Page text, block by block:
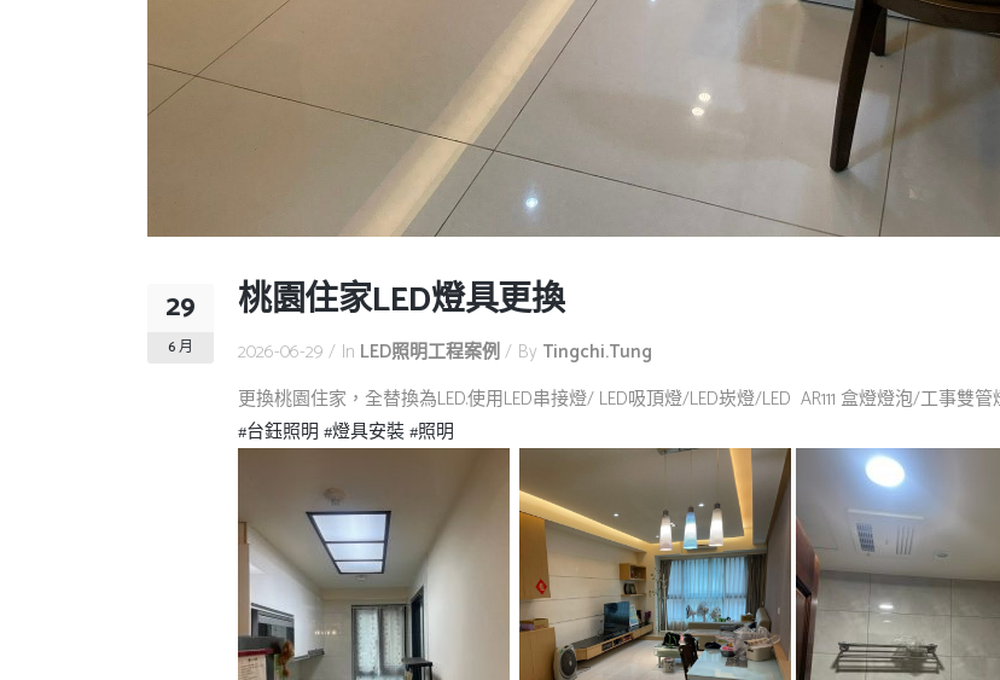
29
6 月
桃園住家LED燈具更換
2026-06-29 In LED照明工程案例 By Tingchi.tung
更換桃園住家，全替換為LED.使用LED串接燈/ LED吸頂燈/LED崁燈/LED AR111 盒燈燈泡/工事雙管
#台鈺照明 #燈具安裝#照明